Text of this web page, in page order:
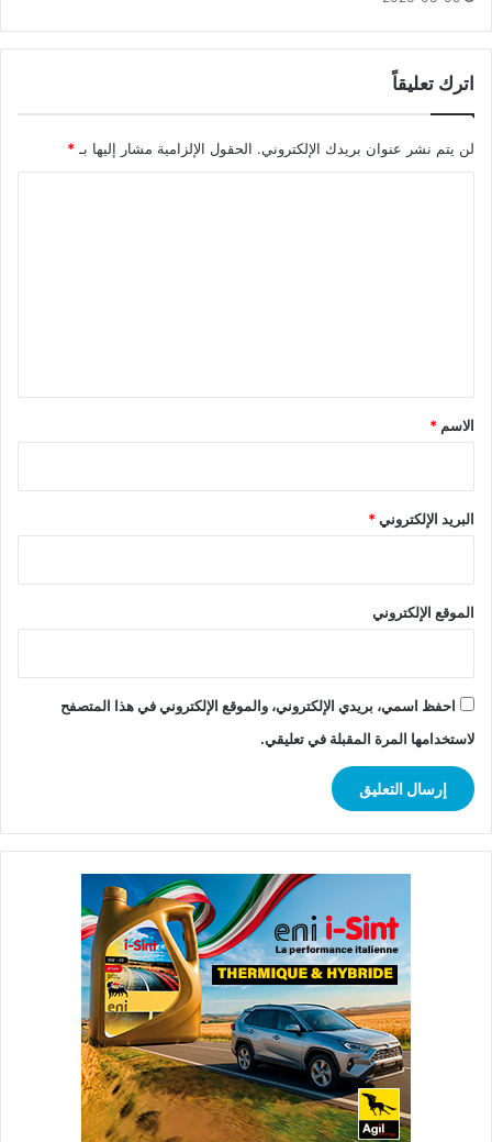
اترك تعليقاً
لن يتم نشر عنوان بريدك الإلكتروني. الحقول الإلزامية مشار إليها بـ *
*
الاسم *
البريد الإلكتروني*
الموقع الإلكتروني
احفظ اسمي، بريدي الإلكتروني، والموقع الإلكتروني في هذا المتصفح
لاستخدامها المرة المقبلة في تعليقي.